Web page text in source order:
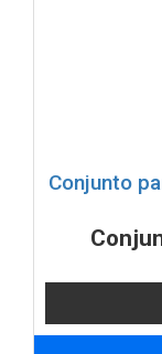
Conjunto